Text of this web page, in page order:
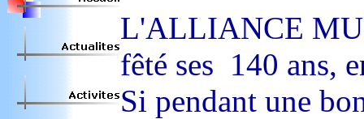
L'ALLIANCE
fêté ses 140 ans,
Si pendant une